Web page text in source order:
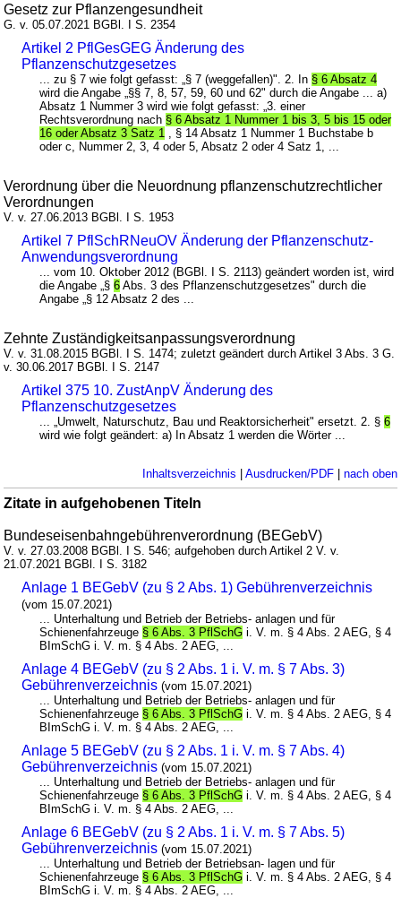
Gesetz zur Pflanzengesundheit
G. v. 05.07.2021 BGBl. I S. 2354
Artikel 2 PflGesGEG Änderung des
Pflanzenschutzgesetzes
... zu § 7 wie folgt gefasst: „§ 7 (weggefallen)". 2. In § 6 Absatz 4
wird die Angabe „§§ 7, 8, 57, 59, 60 und 62" durch die Angabe ... a)
Absatz 1 Nummer 3 wird wie folgt gefasst: „3. einer
Rechtsverordnung nach § 6 Absatz 1 Nummer 1 bis 3, 5 bis 15 oder
16 oder Absatz 3 Satz 1
, § 14 Absatz 1 Nummer 1 Buchstabe b
oder c, Nummer 2, 3, 4 oder 5, Absatz 2 oder 4 Satz 1, ...
Verordnung über die Neuordnung pflanzenschutzrechtlicher
Verordnungen
V. v. 27.06.2013 BGBl. I S. 1953
Artikel 7 PflSchRNeuOV Änderung der Pflanzenschutz-
Anwendungsverordnung
... vom 10. Oktober 2012 (BGBl. I S. 2113) geändert worden ist, wird
die Angabe „§6 Abs. 3 des Pflanzenschutzgesetzes" durch die
Angabe „§ 12 Absatz 2 des ...
Zehnte Zuständigkeitsanpassungsverordnung
V. v. 31.08.2015 BGBl. I S. 1474; zuletzt geändert durch Artikel 3 Abs. 3 G.
v. 30.06.2017 BGBl. I S. 2147
Artikel 375 10. ZustAnpV Änderung des
Pflanzenschutzgesetzes
... „Umwelt, Naturschutz, Bau und Reaktorsicherheit" ersetzt. 2. §6
wird wie folgt geändert: a) In Absatz 1 werden die Wörter ...
Inhaltsverzeichnis | Ausdrucken/PDF| nach oben
Zitate in aufgehobenen Titeln
Bundeseisenbahngebührenverordnung (BEGebV)
V. v. 27.03.2008 BGBl. I S. 546; aufgehoben durch Artikel 2 V. v.
21.07.2021 BGBl. I S. 3182
Anlage 1 BEGebV (zu § 2 Abs. 1) Gebührenverzeichnis
(vom 15.07.2021)
... Unterhaltung und Betrieb der Betriebs- anlagen und für
Schienenfahrzeuge § 6 Abs. 3 PflSchG i. V. m. § 4 Abs. 2 AEG, § 4
BImSchG i. V. m. § 4 Abs. 2 AEG, ...
Anlage 4 BEGebV (zu § 2 Abs. 1 i. V. m. § 7 Abs. 3)
Gebührenverzeichnis (vom 15.07.2021)
... Unterhaltung und Betrieb der Betriebs- anlagen und für
Schienenfahrzeuge § 6 Abs. 3 PflSchG i. V. m. § 4 Abs. 2 AEG, § 4
BImSchG i. V. m. § 4 Abs. 2 AEG, ...
Anlage 5 BEGebV (zu § 2 Abs. 1 i. V. m. § 7 Abs. 4)
Gebührenverzeichnis (vom 15.07.2021)
... Unterhaltung und Betrieb der Betriebs- anlagen und für
Schienenfahrzeuge § 6 Abs. 3 PflSchG i. V. m. § 4 Abs. 2 AEG, § 4
BImSchG i. V. m. § 4 Abs. 2 AEG, ...
Anlage 6 BEGebV (zu § 2 Abs. 1 i. V. m. § 7 Abs. 5)
Gebührenverzeichnis (vom 15.07.2021)
... Unterhaltung und Betrieb der Betriebsan- lagen und für
Schienenfahrzeuge § 6 Abs. 3 PflSchG i. V. m. § 4 Abs. 2 AEG, § 4
BImSchG i. V. m. § 4 Abs. 2 AEG, ...